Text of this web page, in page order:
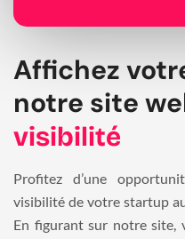
Affichez
notre site
visibilité
Profitez d’une
visibilité de votre startup
En figurant sur notre site,